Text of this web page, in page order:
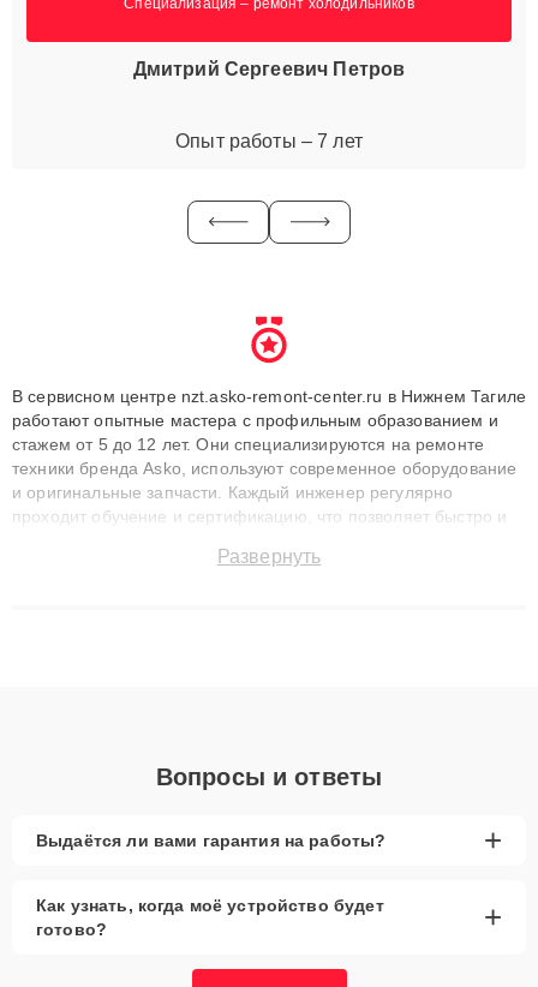
Дмитрий Сергеевич Петров
Опыт работы – 7 лет
В сервисном центре nzt.asko-remont-center.ru в Нижнем Тагиле
работают опытные мастера с профильным образованием и
стажем от 5 до 12 лет. Они специализируются на ремонте
техники бренда Asko, используют современное оборудование
и оригинальные запчасти. Каждый инженер регулярно
проходит обучение и сертификацию, что позволяет быстро и
сохранением гарантии до 3 лет. Наши мастера решают
Развернуть
Вопросы и ответы
Выдаётся ли вами гарантия на работы? +
Как узнать, когда моё устройство будет
готово?
+